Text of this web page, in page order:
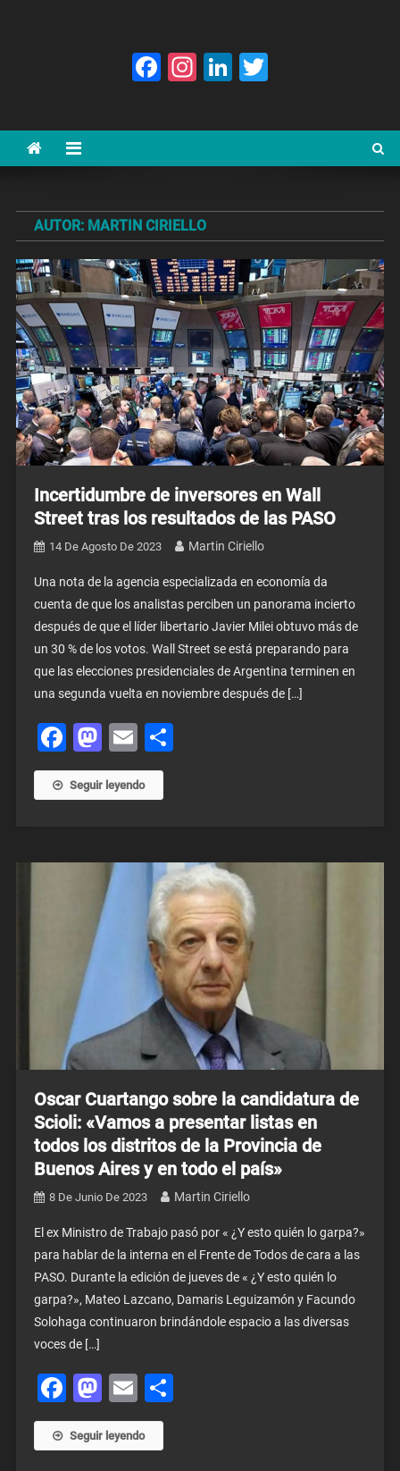
Facebook
Instagram
LinkedIn
AUTOR: MARTIN CIRIELLO
Incertidumbre de inversores en Wall
Street tras los resultados de las PASO
14 De Agosto De 2023 Martin Ciriello
Una nota de la agencia especializada en economía da
cuenta de que los analistas perciben un panorama incierto
después de que el líder libertario Javier Milei obtuvo más de
un 30 % de los votos. Wall Street se está preparando para
que las elecciones presidenciales de Argentina terminen en
una segunda vuelta en noviembre después de […]
Facebook
Mastodon
EmailShare
Seguir leyendo
Oscar Cuartango sobre la candidatura de
Scioli: «Vamos a presentar listas en
todos los distritos de la Provincia de
Buenos Aires y en todo el país»
8 De Junio De 2023 Martin Ciriello
El ex Ministro de Trabajo pasó por « ¿Y esto quién lo garpa?»
para hablar de la interna en el Frente de Todos de cara a las
PASO. Durante la edición de jueves de « ¿Y esto quién lo
garpa?», Mateo Lazcano, Damaris Leguizamón y Facundo
Solohaga continuaron brindándole espacio a las diversas
voces de […]
Facebook
Mastodon
Email
Seguir leyendo